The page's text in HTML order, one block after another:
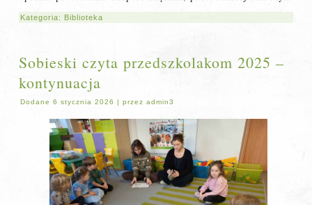
Kategoria: Biblioteka
Sobieski czyta przedszkolakom 2025 –
kontynuacja
Dodane 6 stycznia 2026 |przez admin3